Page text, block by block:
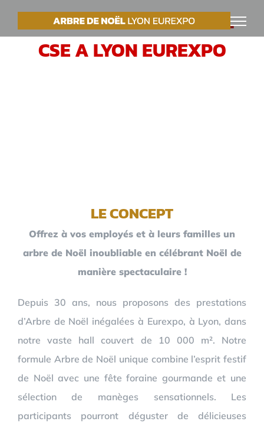
PasserVOTRE ARBRE DE NOËL
CSE A LYON EUREXPO
LE CONCEPT
Offrez à vos employés et à leurs familles un
arbre de Noël inoubliable en célébrant Noël de
manière spectaculaire !
Depuis 30 ans, nous proposons des prestations
d’Arbre de Noël inégalées à Eurexpo, à Lyon, dans
notre vaste hall couvert de 10 000 m². Notre
formule Arbre de Noël unique combine l’esprit festif
de Noël avec une fête foraine gourmande et une
sélection de manèges sensationnels. Les
participants pourront déguster de délicieuses